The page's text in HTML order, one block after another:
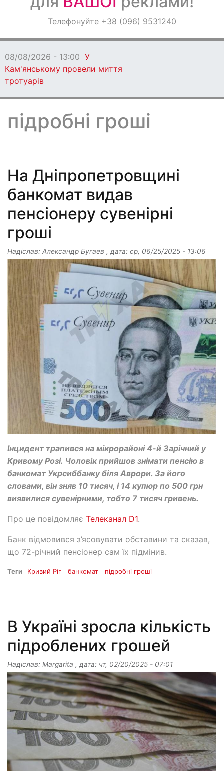
ОголошенняТелефонуйте +38 (096) 9531240
08/08/2026 - 13:00 У
Кам'янському провели миття
тротуарів
підробні гроші
На Дніпропетровщині
банкомат видав
пенсіонеру сувенірні
гроші
Надіслав: Александр Бугаев , дата: ср, 06/25/2025 - 13:06
Інцидент трапився на мікрорайоні 4-й Зарічний у
Кривому Розі. Чоловік прийшов знімати пенсію в
банкомат Укрсиббанку біля Аврори. За його
словами, він зняв 10 тисяч, і 14 купюр по 500 грн
виявилися сувенірними, тобто 7 тисяч гривень.
Про це повідомляє Телеканал D1.
Банк відмовився з’ясовувати обставини та сказав,
що 72-річний пенсіонер сам їх підмінив.
Теги Кривий Ріг банкомат підробні гроші
В Україні зросла кількість
підроблених грошей
Надіслав: Margarita , дата: чт, 02/20/2025 - 07:01